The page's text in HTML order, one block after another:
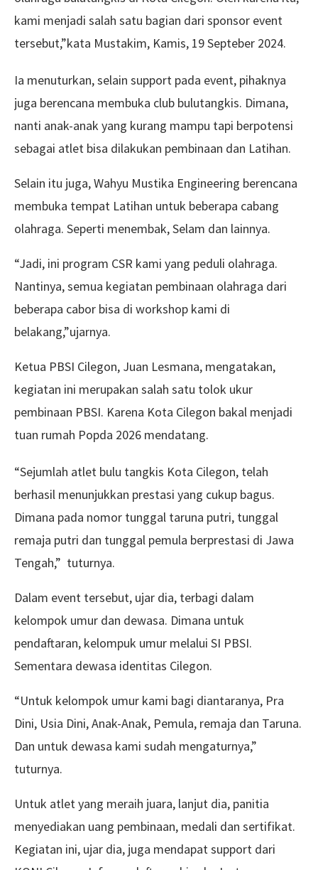
kami menjadi salah satu bagian dari sponsor event
tersebut,”kata Mustakim, Kamis, 19 Septeber 2024.
Ia menuturkan, selain support pada event, pihaknya
juga berencana membuka club bulutangkis. Dimana,
nanti anak-anak yang kurang mampu tapi berpotensi
sebagai atlet bisa dilakukan pembinaan dan Latihan.
Selain itu juga, Wahyu Mustika Engineering berencana
membuka tempat Latihan untuk beberapa cabang
olahraga. Seperti menembak, Selam dan lainnya.
“Jadi, ini program CSR kami yang peduli olahraga.
Nantinya, semua kegiatan pembinaan olahraga dari
beberapa cabor bisa di workshop kami di
belakang,”ujarnya.
Ketua PBSI Cilegon, Juan Lesmana, mengatakan,
kegiatan ini merupakan salah satu tolok ukur
pembinaan PBSI. Karena Kota Cilegon bakal menjadi
tuan rumah Popda 2026 mendatang.
“Sejumlah atlet bulu tangkis Kota Cilegon, telah
berhasil menunjukkan prestasi yang cukup bagus.
Dimana pada nomor tunggal taruna putri, tunggal
remaja putri dan tunggal pemula berprestasi di Jawa
Tengah,” tuturnya.
Dalam event tersebut, ujar dia, terbagi dalam
kelompok umur dan dewasa. Dimana untuk
pendaftaran, kelompuk umur melalui SI PBSI.
Sementara dewasa identitas Cilegon.
“Untuk kelompok umur kami bagi diantaranya, Pra
Dini, Usia Dini, Anak-Anak, Pemula, remaja dan Taruna.
Dan untuk dewasa kami sudah mengaturnya,”
tuturnya.
Untuk atlet yang meraih juara, lanjut dia, panitia
menyediakan uang pembinaan, medali dan sertifikat.
Kegiatan ini, ujar dia, juga mendapat support dari